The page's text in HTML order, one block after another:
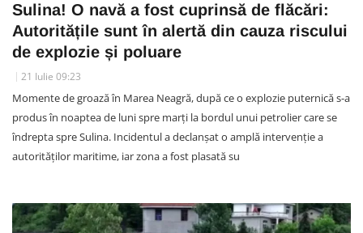
Sulina! O navă a fost cuprinsă de flăcări:
Autoritățile sunt în alertă din cauza riscului
de explozie și poluare
21 Iulie 09:23
Momente de groază în Marea Neagră, după ce o explozie puternică s-a
produs în noaptea de luni spre marți la bordul unui petrolier care se
îndrepta spre Sulina. Incidentul a declanșat o amplă intervenție a
autorităților maritime, iar zona a fost plasată su